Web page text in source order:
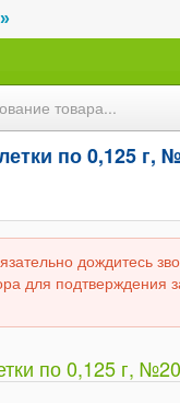
по 0,125 г,
дождитесь
для подтверждения
по 0,125 г, №20